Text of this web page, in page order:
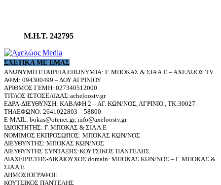
Μ.Η.Τ. 242795
ΣΧΕΤΙΚΆ ΜΕ ΕΜΆΣ
ΑΝΩΝΥΜΗ ΕΤΑΙΡΕΙΑ ΕΠΩΝΥΜΙΑ: Γ. ΜΠΟΚΑΣ & ΣΙΑ Α.Ε – ΑΧΕΛΩΟΣ TV
ΑΦΜ: 094300499 – ΔΟΥ ΑΓΡΙΝΙΟΥ
ΑΡΙΘΜΟΣ ΓΕΜΗ: 027340512000
ΤΙΤΛΟΣ ΙΣΤΟΣΕΛΙΔΑΣ:acheloostv.gr
ΕΔΡΑ-ΔΙΕΥΘΥΝΣΗ: ΚΑΒΑΦΗ 2 – ΑΓ. ΚΩΝ/ΝΟΣ, ΑΓΡΙΝΙΟ , ΤΚ:30027
ΤΗΛΕΦΩΝΟ: 2641022803 – 58800
E-MAIL: bokas@otenet.gr, info@axeloostv.gr
ΙΔΙΟΚΤΗΤΗΣ: Γ. ΜΠΟΚΑΣ & ΣΙΑ Α.Ε
ΝΟΜΙΜΟΣ ΕΚΠΡΟΣΩΠΟΣ: ΜΠΟΚΑΣ ΚΩΝ/ΝΟΣ
ΔΙΕΥΘΥΝΤΗΣ: ΜΠΟΚΑΣ ΚΩΝ/ΝΟΣ
ΔΙΕΥΘΥΝΤΗΣ ΣΥΝΤΑΞΗΣ:ΚΟΥΤΣΙΚΟΣ ΠΑΝΤΕΛΗΣ
ΔΙΑΧΕΙΡΙΣΤΗΣ-ΔΙΚΑΙΟΥΧΟΣ domain: ΜΠΟΚΑΣ ΚΩΝ/ΝΟΣ – Γ. ΜΠΟΚΑΣ &
ΣΙΑ Α.Ε
ΔΗΜΟΣΙΟΓΡΑΦΟΙ:
ΚΟΥΤΣΙΚΟΣ ΠΑΝΤΕΛΗΣ